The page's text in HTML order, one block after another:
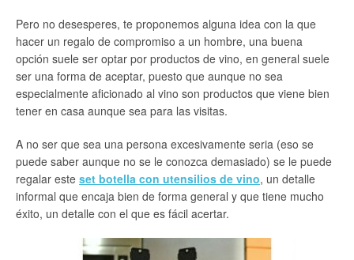
Pero no desesperes, te proponemos alguna idea con la que
hacer un regalo de compromiso a un hombre, una buena
opción suele ser optar por productos de vino, en general suele
ser una forma de aceptar, puesto que aunque no sea
especialmente aficionado al vino son productos que viene bien
tener en casa aunque sea para las visitas.
A no ser que sea una persona excesivamente seria (eso se
puede saber aunque no se le conozca demasiado) se le puede
regalar este set botella con utensilios de vino, un detalle
informal que encaja bien de forma general y que tiene mucho
éxito, un detalle con el que es fácil acertar.